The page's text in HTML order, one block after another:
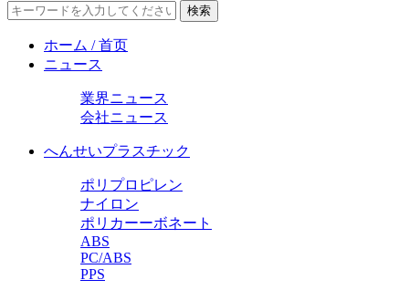
ホーム / 首页
ニュース
業界ニュース
会社ニュース
へんせいプラスチック
ポリプロピレン
ナイロン
ポリカーーボネート
ABS
PC/ABS
PPS